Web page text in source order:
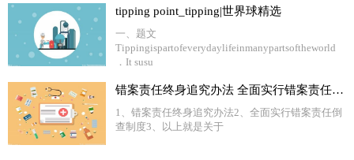
tipping point_tipping|世界球精选
一、题文
Tippingispartofeverydaylifeinmanypartsoftheworld
．It susu
错案责任终身追究办法 全面实行错案责任倒查制度 基本情况讲解_每日热讯
1、错案责任终身追究办法2、全面实行错案责任倒
查制度3、以上就是关于